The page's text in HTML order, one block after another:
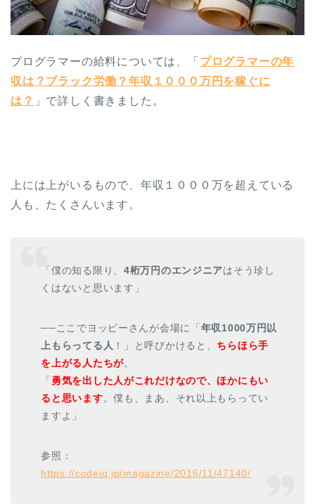
プログラマーの給料については、「 プログラマーの年
収は？ブラック労働？年収１０００万円を稼ぐに
は？ 」で詳しく書きました。
上には上がいるもので、年収１０００万を超えている
人も、たくさんいます。
「僕の知る限り、 4桁万円のエンジニアはそう珍し
くはないと思います」
──ここでヨッピーさんが会場に「 年収1000万円以
上もらってる人 ！」と呼びかけると、 ちらほら手
を上がる人たちが。
「 勇気を出した人がこれだけなので、ほかにもい
ると思います。僕も、まあ、それ以上もらってい
ますよ」
参照：
https://codeiq.jp/magazine/2016/11/47140/